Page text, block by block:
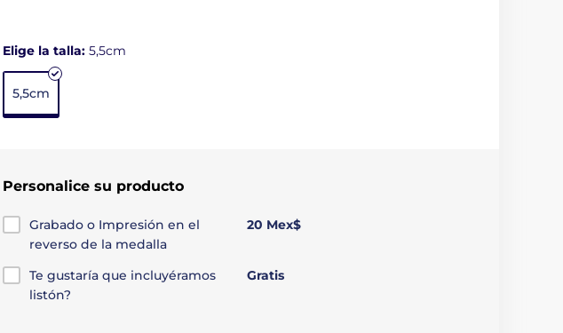
Elige la talla: 5,5cm
5,5cm
Personalice su producto
Grabado o Impresión en el
reverso de la medalla
20 Mex$
Te gustaría que incluyéramos
listón?
Gratis